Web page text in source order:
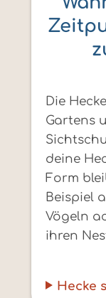
Die
Gartens
deine
Form
Beispiel
Vögeln
ihren
Hecke